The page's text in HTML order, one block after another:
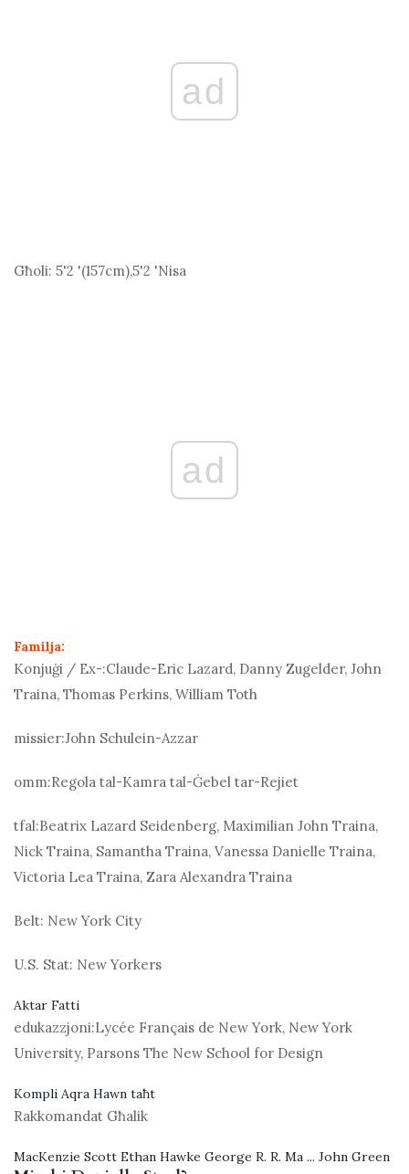
ad
Għoli: 5'2 '(157cm),5'2 'Nisa
ad
Familja:
Konjuġi / Ex-:Claude-Eric Lazard, Danny Zugelder, John
Traina, Thomas Perkins, William Toth
missier:John Schulein-Azzar
omm:Regola tal-Kamra tal-Ġebel tar-Rejiet
tfal:Beatrix Lazard Seidenberg, Maximilian John Traina,
Nick Traina, Samantha Traina, Vanessa Danielle Traina,
Victoria Lea Traina, Zara Alexandra Traina
Belt: New York City
U.S. Stat: New Yorkers
Aktar Fatti
edukazzjoni:Lycée Français de New York, New York
University, Parsons The New School for Design
Kompli Aqra Hawn taħt
Rakkomandat Għalik
MacKenzie Scott Ethan Hawke George R. R. Ma ... John Green